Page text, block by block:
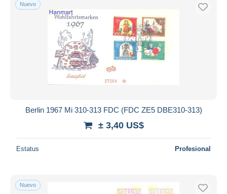
Nuevo
Berlin 1967 Mi 310-313 FDC (FDC ZE5 DBE310-313)
± 3,40 US$
Estatus Profesional
Nuevo